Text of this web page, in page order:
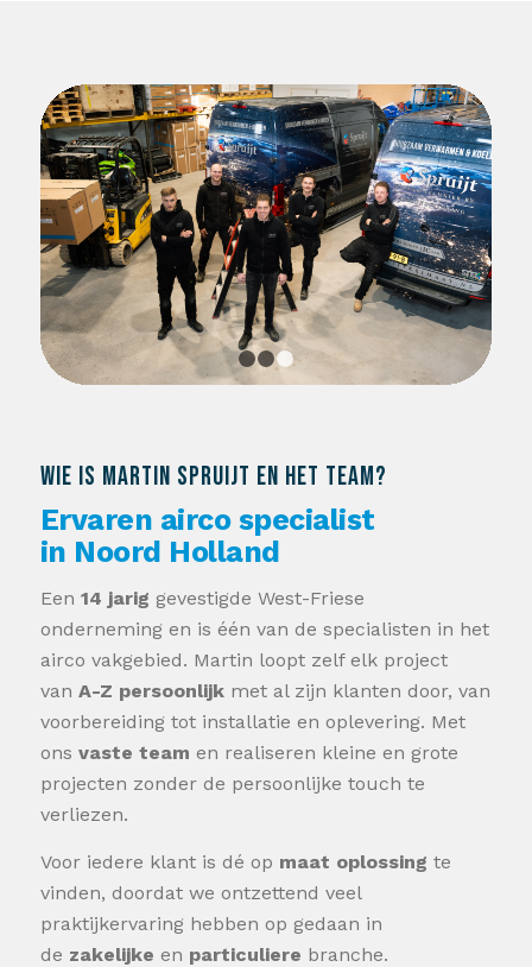
WIE IS MARTIN SPRUIJT EN HET TEAM?
Ervaren airco specialist
in
Een 14 jarig gevestigde West-Friese
onderneming en is één van de specialisten in het
airco vakgebied. Martin loopt zelf elk project
van A-Z persoonlijkmet al zijn klanten door, van
voorbereiding tot installatie en oplevering. Met
ons vaste team en realiseren kleine en grote
projecten zonder de persoonlijke touch te
verliezen.
Voor iedere klant is dé op maat oplossing te
vinden, doordat we ontzettend veel
praktijkervaring hebben op gedaan in
de zakelijke en particuliere branche.